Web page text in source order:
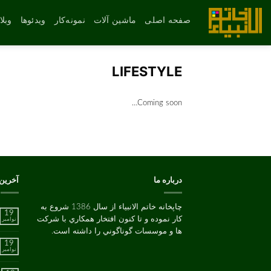
محتوا
صفحه اصلی ماشین آلات نمونه‌کار ویدئوها
LIFESTYLE
Coming soon…
درباره ما
چاپخانه خاتم الانبیاء از سال 1386 شروع به
کار نموده و تا کنون افتخار همکاري با شرکت
ها و موسسات گوناگوني را داشته است.
19
نوامبر
19
نوامبر